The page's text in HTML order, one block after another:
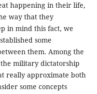
happening in their life,
way that they
in mind this fact, we
some
them. Among the
military dictatorship
really approximate both
some concepts